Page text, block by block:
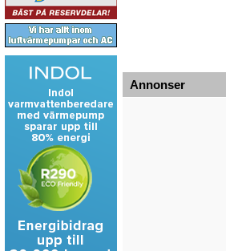
Annonser